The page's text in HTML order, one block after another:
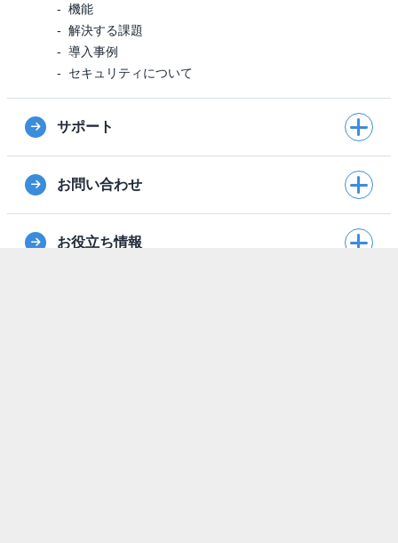
機能
解決する課題
導入事例
セキュリティについて
サポート
お問い合わせ
お役立ち情報